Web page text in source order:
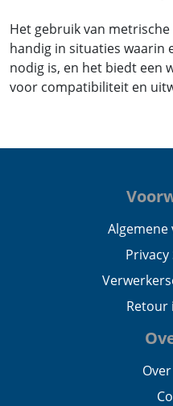
Het gebruik van
handig in situaties waarin
nodig is, en het biedt een
voor compatibiliteit en
Retour